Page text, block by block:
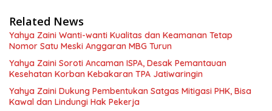
Related News
Yahya Zaini Wanti-wanti Kualitas dan Keamanan Tetap
Nomor Satu Meski Anggaran MBG Turun
Yahya Zaini Soroti Ancaman ISPA, Desak Pemantauan
Kesehatan Korban Kebakaran TPA Jatiwaringin
Yahya Zaini Dukung Pembentukan Satgas Mitigasi PHK, Bisa
Kawal dan Lindungi Hak Pekerja